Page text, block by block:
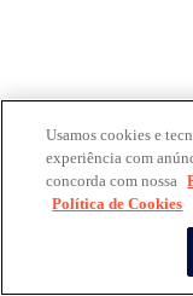
Usamos cookies e
experiência com
concorda com nossa
Política de Cookies